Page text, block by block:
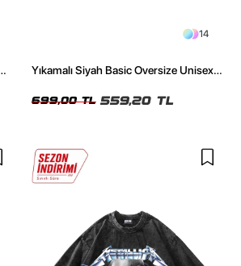
14
Yıkamalı Siyah Basic Oversize Unisex
699,00 TL 559,20 TL